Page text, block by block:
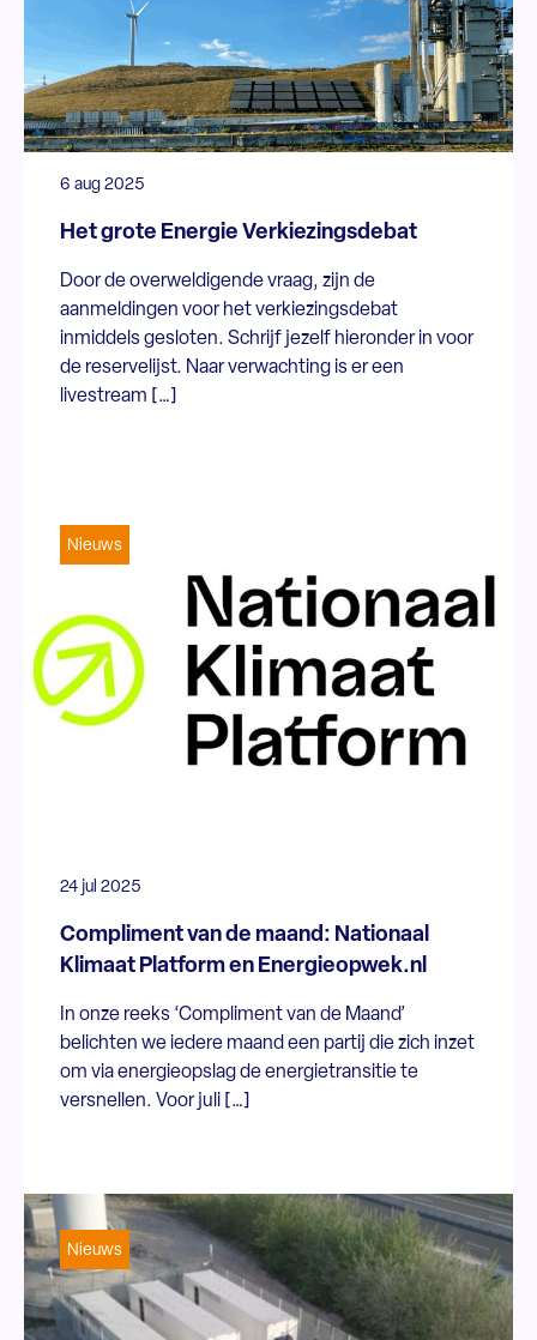
6 aug 2025
Het grote Energie Verkiezingsdebat
Door de overweldigende vraag, zijn de
aanmeldingen voor het verkiezingsdebat
inmiddels gesloten. Schrijf jezelf hieronder in voor
de reservelijst. Naar verwachting is er een
livestream […]
Nieuws
24 jul 2025
Compliment van de maand: Nationaal
Klimaat Platform en Energieopwek.nl
In onze reeks ‘Compliment van de Maand’
belichten we iedere maand een partij die zich inzet
om via energieopslag de energietransitie te
versnellen. Voor juli […]
Nieuws